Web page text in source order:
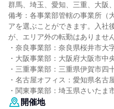
群馬、埼玉、愛知、三重、大阪
備考：各事業部管轄の事業所（
アを選ぶことができます。入社
が、エリア外の転勤はありません
・奈良事業部：奈良県桜井市大
・大阪事業部：大阪府大阪市中
・三重事業部：三重県伊賀市四
・名古屋オフィス：愛知県名古
・関東事業部：埼玉県さいたま
開催地